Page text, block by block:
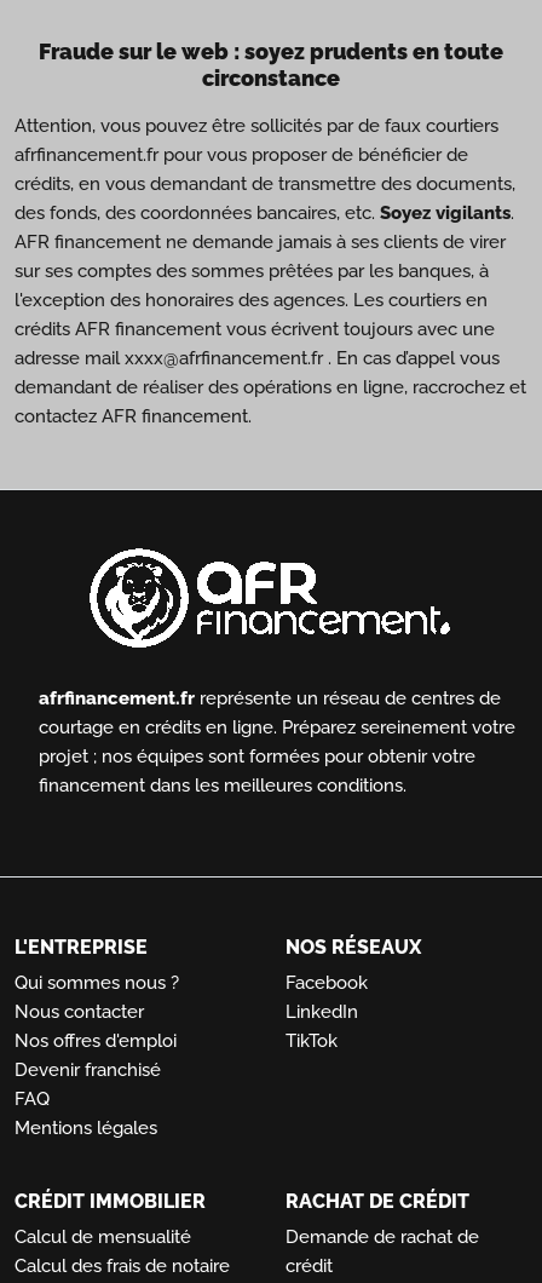
Fraude sur le web : soyez prudents en toute
circonstance
Attention, vous pouvez être sollicités par de faux courtiers
afrfinancement.fr pour vous proposer de bénéficier de
crédits, en vous demandant de transmettre des documents,
des fonds, des coordonnées bancaires, etc. Soyez vigilants.
AFR financement ne demande jamais à ses clients de virer
sur ses comptes des sommes prêtées par les banques, à
l'exception des honoraires des agences. Les courtiers en
crédits AFR financement vous écrivent toujours avec une
adresse mail xxxx@afrfinancement.fr . En cas d’appel vous
demandant de réaliser des opérations en ligne, raccrochez et
contactez AFR financement.
afrfinancement.fr représente un réseau de centres de
courtage en crédits en ligne. Préparez sereinement votre
projet ; nos équipes sont formées pour obtenir votre
financement dans les meilleures conditions.
L'ENTREPRISE
Qui sommes nous ?
Nous contacter
Nos offres d'emploi
Devenir franchisé
FAQ
Mentions légales
NOS RÉSEAUX
Facebook
LinkedIn
TikTok
CRÉDIT IMMOBILIER
Calcul de mensualité
Calcul des frais de notaire
RACHAT DE CRÉDIT
Demande de rachat de
crédit